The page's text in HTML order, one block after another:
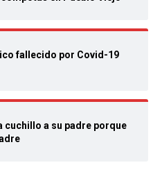
fallecido por Covid-19
cuchillo a su padre porque